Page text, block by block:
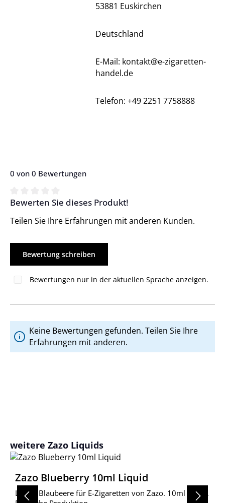
53881 Euskirchen
Deutschland
E-Mail: kontakt@e-zigaretten-
handel.de
Telefon: +49 2251 7758888
0 von 0 Bewertungen
Durchschnittliche Bewertung von 0 von 5 Sternen
Bewerten Sie dieses Produkt!
Teilen Sie Ihre Erfahrungen mit anderen Kunden.
Bewertung schreiben
Bewertungen nur in der aktuellen Sprache anzeigen.
Keine Bewertungen gefunden. Teilen Sie Ihre
Erfahrungen mit anderen.
Produktgalerie überspringen
weitere Zazo Liquids
Zazo Blueberry 10ml Liquid
Liquid Blaubeere für E-Zigaretten von Zazo. 10ml Inhalt.